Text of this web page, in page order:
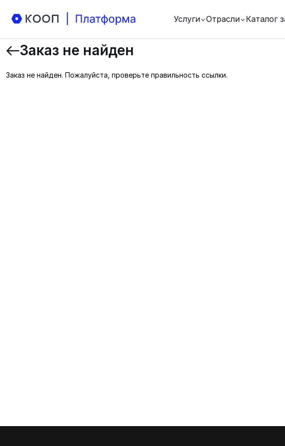
Услуги Отрасли Каталог
Заказ не найден
Заказ не найден. Пожалуйста, проверьте правильность ссылки.